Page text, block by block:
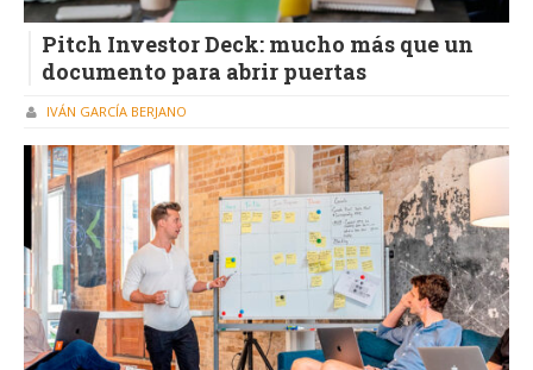
Pitch Investor Deck: mucho más que un
documento para abrir puertas
IVÁN GARCÍA BERJANO